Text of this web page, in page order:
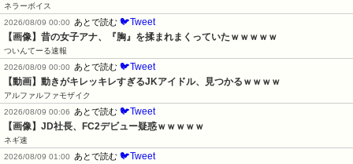
ネラーボイス
2026/08/09 00:00
あとで読む 🐦Tweet
【画像】昔の女子アナ、『胸』を揉まれまくっていたｗｗｗｗｗ
ついんてーる速報
2026/08/09 00:00
あとで読む 🐦Tweet
【動画】動きがキレッキレすぎるJKアイドル、見つかるｗｗｗｗ
アルファルファモザイク
2026/08/09 00:06
あとで読む 🐦Tweet
【画像】JD社長、FC2デビュー疑惑ｗｗｗｗｗ
ネギ速
2026/08/09 01:00
あとで読む 🐦Tweet